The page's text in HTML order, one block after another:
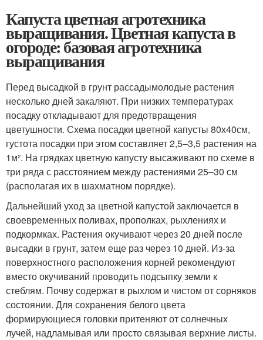
Капуста цветная агротехника
выращивания. Цветная капуста в
огороде: базовая агротехника
выращивания
Перед высадкой в грунт рассадымолодые растения
несколько дней закаляют. При низких температурах
посадку откладывают для предотвращения
цветушности. Схема посадки цветной капусты 80х40см,
густота посадки при этом составляет 2,5–3,5 растения на
1м². На грядках цветную капусту высаживают по схеме в
три ряда с расстоянием между растениями 25–30 см
(располагая их в шахматном порядке).
Дальнейший уход за цветной капустой заключается в
своевременных поливах, прополках, рыхлениях и
подкормках. Растения окучивают через 20 дней после
высадки в грунт, затем еще раз через 10 дней. Из-за
поверхностного расположения корней рекомендуют
вместо окучиваний проводить подсыпку земли к
стеблям. Почву содержат в рыхлом и чистом от сорняков
состоянии. Для сохранения белого цвета
формирующиеся головки притеняют от солнечных
лучей, надламывая или просто связывая верхние листы.